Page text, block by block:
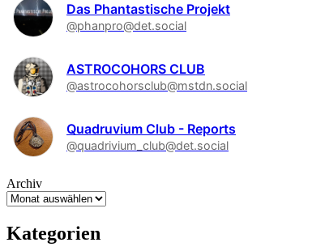
Das Phantastische Projekt
@phanpro@det.social
ASTROCOHORS CLUB
@astrocohorsclub@mstdn.social
Quadruvium Club - Reports
@quadrivium_club@det.social
Archiv
Kategorien